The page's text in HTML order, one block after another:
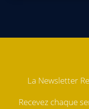
La Newsletter
Recevez chaque